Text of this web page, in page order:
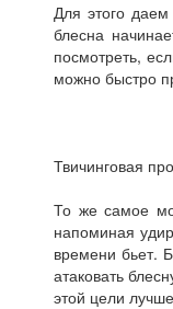
Для этого
блесна
посмотреть,
можно быстро
Твичинговая
То же самое
напоминая
времени бьет.
атаковать
этой цели